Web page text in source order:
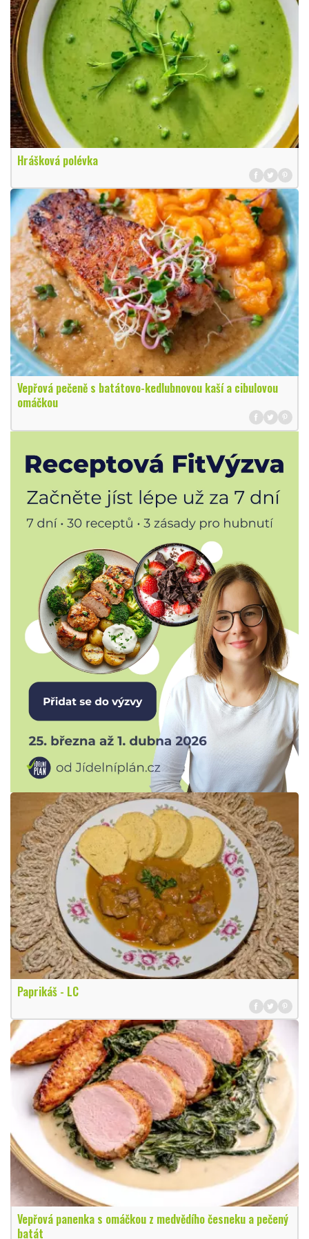
Hrášková polévka
Vepřová pečeně s batátovo-kedlubnovou kaší a cibulovou
omáčkou
Paprikáš - LC
Vepřová panenka s omáčkou z medvědího česneku a pečený
batát